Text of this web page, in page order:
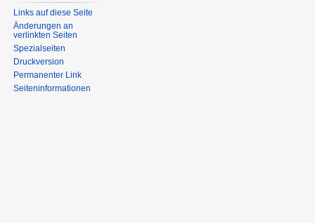
Links auf diese Seite
Änderungen an
verlinkten Seiten
Spezialseiten
Druckversion
Permanenter Link
Seiten­informationen